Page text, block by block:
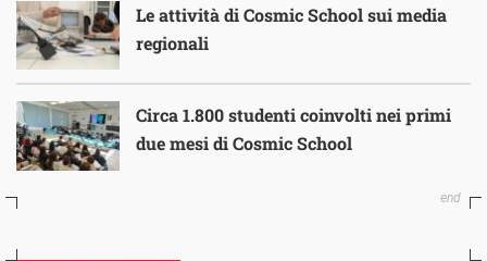
Le attività di Cosmic School sui media
regionali
Circa 1.800 studenti coinvolti nei primi
due mesi di Cosmic School